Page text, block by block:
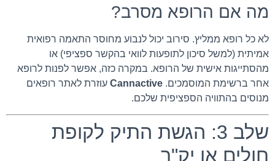
מה אם הרופא מסרב?
לא כל רופא ממליץ. סירוב יכול לנבוע מחוסר התאמה רפואית
אמיתית (למשל סיכון לתופעות לוואי בהקשר ספציפי) או
מהסתייגות אישית של הרופא. במקרה כזה, אפשר לפנות לרופא
אחר ברשימת המוסמכים. Cannactive עוזרת לאתר רופאים
מנוסים בהתוויה הספציפית שלכם.
שלב 3: הגשת התיק לקופת
חולים או יק"ר